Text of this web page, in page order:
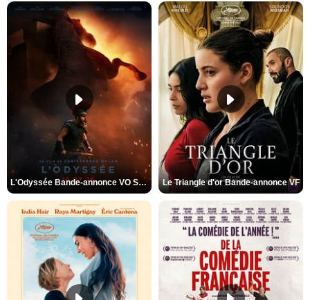
L'Odyssée Bande-annonce VO STFR Le Triangle d'or Bande-annonce VF